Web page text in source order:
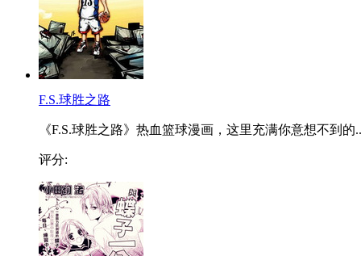
F.S.球胜之路
《F.S.球胜之路》热血篮球漫画，这里充满你意想不到的
评分: